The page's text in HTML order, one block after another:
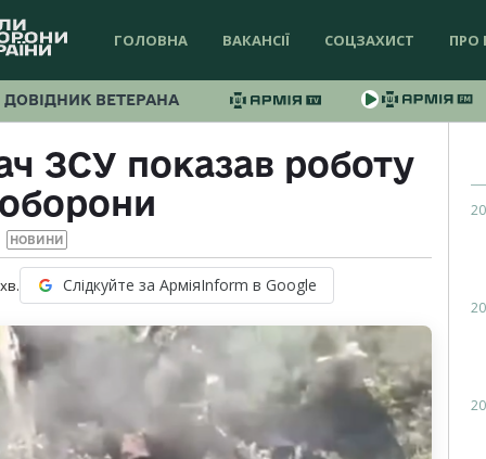
ГОЛОВНА ВАКАНСІЇ СОЦЗАХИСТ ПРО
ДОВІДНИК ВЕТЕРАНА
ЗСУ показав роботу
НОВИНИ
хв. Слідкуйте за АрміяInform в Google